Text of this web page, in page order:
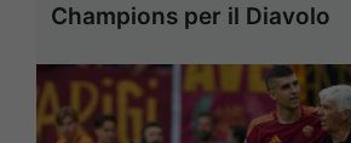
Champions per il Diavolo